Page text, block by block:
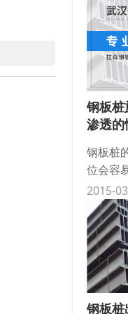
钢板
渗透的
钢板桩
位会容
会发生
全事
期，所
范，以
2015-
钢板